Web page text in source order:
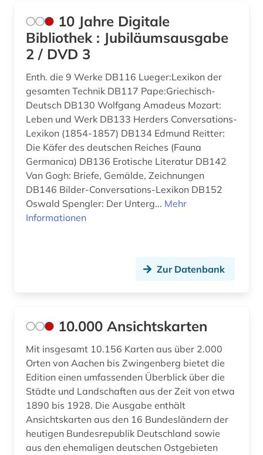
autograf (1)
autor (1)
avantgarde (6)
baden-württemberg (1)
balthasar wilhelm (1)
bauernhof (1)
bauernkrieg &lt (1)
bauforschung (2)
baukonstruktion (2)
baukunst (1)
baurecht (2)
bautechnik (1)
Schweiz (17)
Serbien (1)
Slowenien (1)
Spanien (3)
Suedamerika (3)
Suedasien (1)
Suedostasien (1)
Ukraine (2)
Zypern (1)
10 Jahre Digitale
Bibliothek : Jubiläumsausgabe
2 / DVD 3
Enth. die 9 Werke DB116 Lueger:Lexikon der
gesamten Technik DB117 Pape:Griechisch-
Deutsch DB130 Wolfgang Amadeus Mozart:
Leben und Werk DB133 Herders Conversations-
Lexikon (1854-1857) DB134 Edmund Reitter:
Die Käfer des deutschen Reiches (Fauna
Germanica) DB136 Erotische Literatur DB142
Van Gogh: Briefe, Gemälde, Zeichnungen
DB146 Bilder-Conversations-Lexikon DB152
Oswald Spengler: Der Unterg... Mehr
Informationen
Zur Datenbank
10.000 Ansichtskarten
Mit insgesamt 10.156 Karten aus über 2.000
Orten von Aachen bis Zwingenberg bietet die
Edition einen umfassenden Überblick über die
Städte und Landschaften aus der Zeit von etwa
1890 bis 1928. Die Ausgabe enthält
Ansichtskarten aus den 16 Bundesländern der
heutigen Bundesrepublik Deutschland sowie
aus den ehemaligen deutschen Ostgebieten